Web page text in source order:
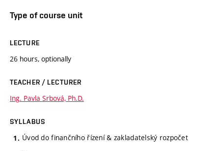
Type of course unit
LECTURE
26 hours, optionally
TEACHER / LECTURER
Ing. Pavla Srbová, Ph.D.
SYLLABUS
Úvod do finančního řízení & zakladatelský rozpočet